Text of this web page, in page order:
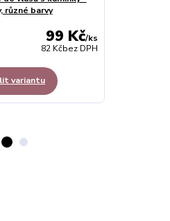
různé barvy
99 Kč/ks
82 Kčbez DPH
variantu